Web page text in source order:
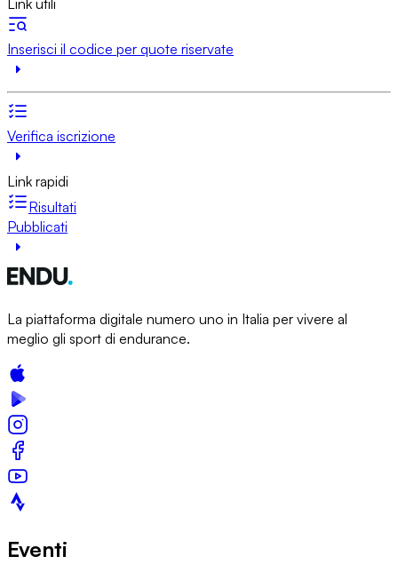
Inserisci il codice per quote riservate
Verifica iscrizione
Link rapidi
Risultati
Pubblicati
La piattaforma digitale numero uno in Italia per vivere al
meglio gli sport di endurance.
Eventi